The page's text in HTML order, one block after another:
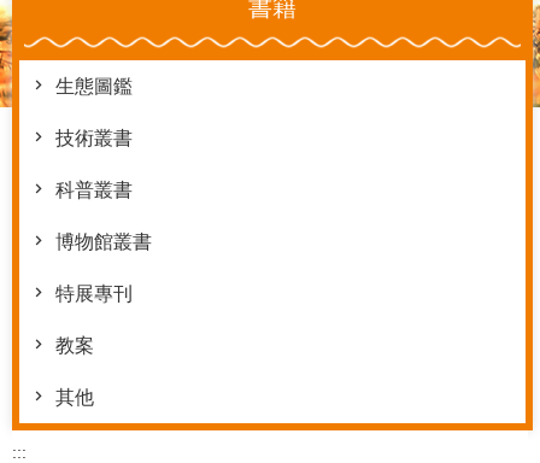
書籍
生態圖鑑
技術叢書
科普叢書
博物館叢書
特展專刊
教案
其他
:::